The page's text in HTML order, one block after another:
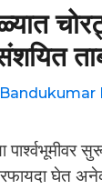
Bandukumar
घेत